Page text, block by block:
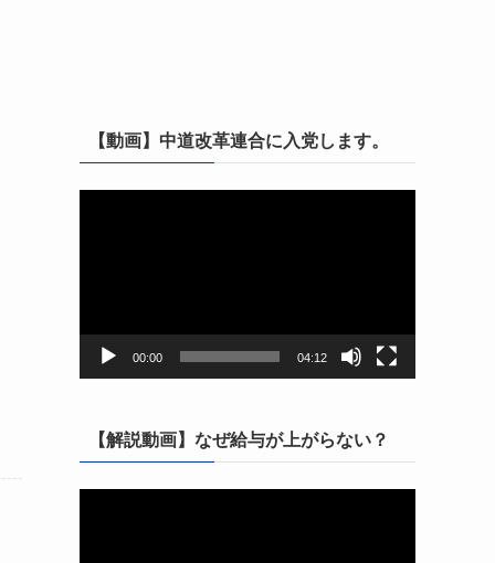
【動画】中道改革連合に入党します。
00:00 04:12
【解説動画】なぜ給与が上がらない？